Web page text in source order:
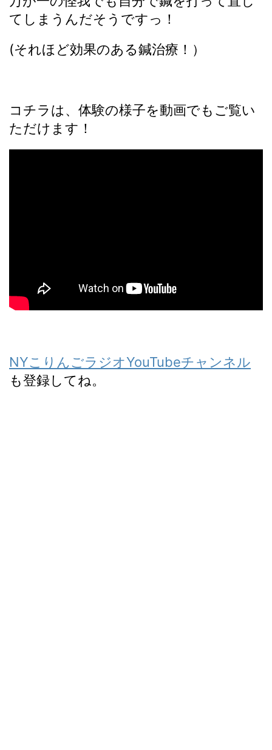
てしまうんだそうですっ！
(それほど効果のある鍼治療！）
コチラは、体験の様子を動画でもご覧い
ただけます！
NYこりんごラジオYouTubeチャンネル
も登録してね。